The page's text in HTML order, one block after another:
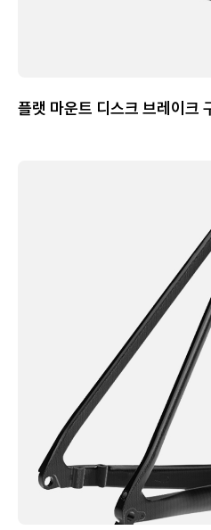
플랫 마운트 디스크 브레이크